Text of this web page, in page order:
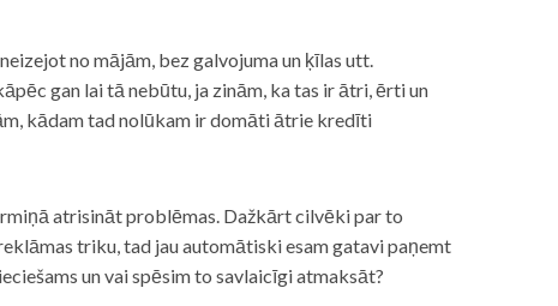
no mājām, bez galvojuma un ķīlas utt.
gan lai tā nebūtu, ja zinām, ka tas ir ātri, ērti un
kādam tad nolūkam ir domāti ātrie kredīti
atrisināt problēmas. Dažkārt cilvēki par to
triku, tad jau automātiski esam gatavi paņemt
un vai spēsim to savlaicīgi atmaksāt?